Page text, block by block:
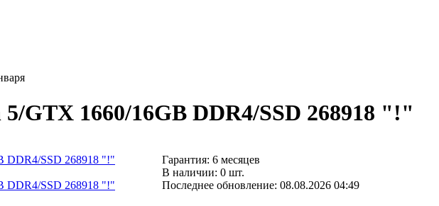
GTX 1660/16GB DDR4/SSD 268918 "!"
Гарантия: 6 месяцев
В наличии: 0 шт.
Последнее обновление: 08.08.2026 04:49